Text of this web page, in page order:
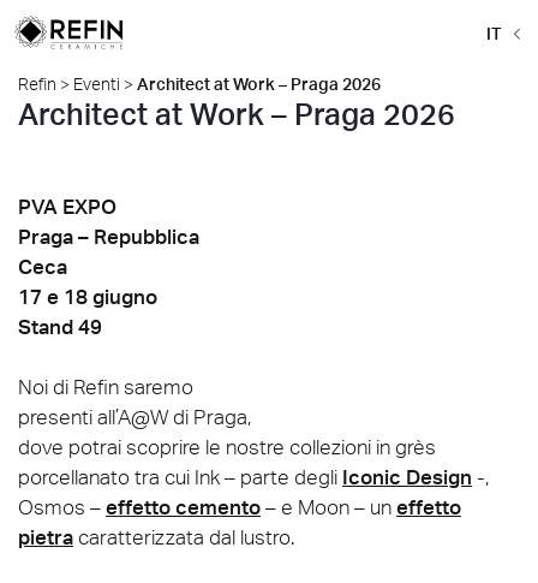
IT
Refin > Eventi >Architect at Work – Praga 2026
Architect at Work – Praga 2026
PVA EXPO
Praga – Repubblica
Ceca
17 e 18 giugno
Stand 49
Noi di Refin saremo
presenti all’A@W di Praga,
dove potrai scoprire le nostre collezioni in grès
porcellanato tra cui Ink – parte degli Iconic Design -,
Osmos –effetto cemento– e Moon – uneffetto
pietra caratterizzata dal lustro.